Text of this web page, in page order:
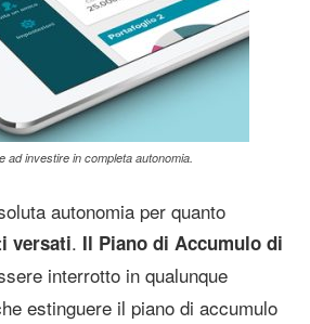
ad investire in completa autonomia.
autonomia per quanto
versati. Il Piano di Accumulo di
interrotto in qualunque
estinguere il piano di accumulo